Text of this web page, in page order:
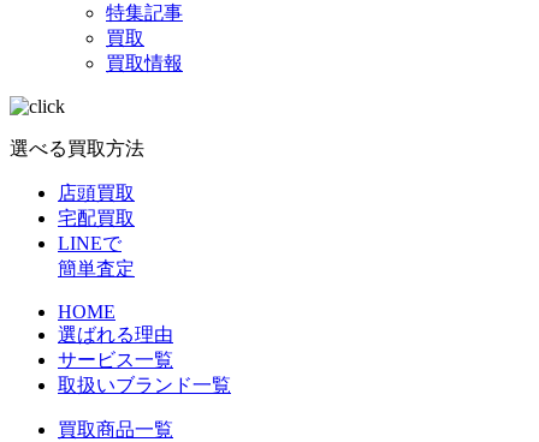
特集記事
買取
買取情報
選べる買取方法
店頭買取
宅配買取
LINEで
簡単査定
HOME
選ばれる理由
サービス一覧
取扱いブランド一覧
買取商品一覧